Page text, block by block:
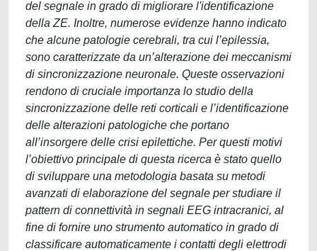
del segnale in grado di migliorare l'identificazione
della ZE. Inoltre, numerose evidenze hanno indicato
che alcune patologie cerebrali, tra cui l’epilessia,
sono caratterizzate da un’alterazione dei meccanismi
di sincronizzazione neuronale. Queste osservazioni
rendono di cruciale importanza lo studio della
sincronizzazione delle reti corticali e l’identificazione
delle alterazioni patologiche che portano
all’insorgere delle crisi epilettiche. Per questi motivi
l’obiettivo principale di questa ricerca è stato quello
di sviluppare una metodologia basata su metodi
avanzati di elaborazione del segnale per studiare il
pattern di connettività in segnali EEG intracranici, al
fine di fornire uno strumento automatico in grado di
classificare automaticamente i contatti degli elettrodi